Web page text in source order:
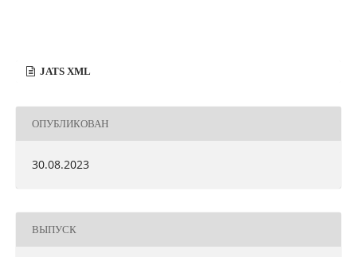
JATS XML
ОПУБЛИКОВАН
30.08.2023
ВЫПУСК